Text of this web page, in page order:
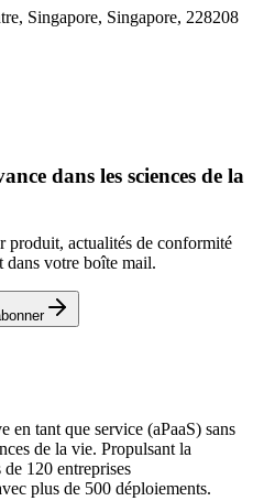
Singapore, Singapore, 228208
dans les sciences de la
produit, actualités de conformité
dans votre boîte mail.
en tant que service (aPaaS) sans
de la vie. Propulsant la
120 entreprises
plus de 500 déploiements.